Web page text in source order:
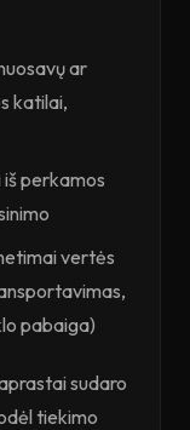
ar
katilai,
perkamos
vertės
pabaiga)
sudaro
tiekimo